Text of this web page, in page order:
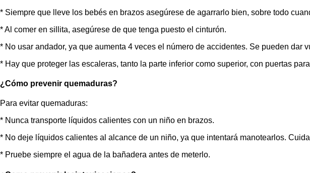
* Siempre que lleve los bebés en brazos asegúrese de agarrarlo bien, sobre todo
* Al comer en sillita, asegúrese de que tenga puesto el cinturón.
* No usar andador, ya que aumenta 4 veces el número de accidentes. Se pueden
* Hay que proteger las escaleras, tanto la parte inferior como superior, con puertas
¿Cómo prevenir quemaduras?
Para evitar quemaduras:
* Nunca transporte líquidos calientes con un niño en brazos.
* No deje líquidos calientes al alcance de un niño, ya que intentará manotearlos.
* Pruebe siempre el agua de la bañadera antes de meterlo.